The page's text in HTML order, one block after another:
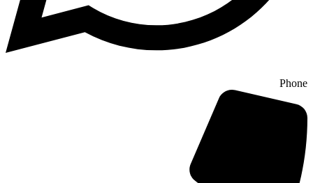
Phone